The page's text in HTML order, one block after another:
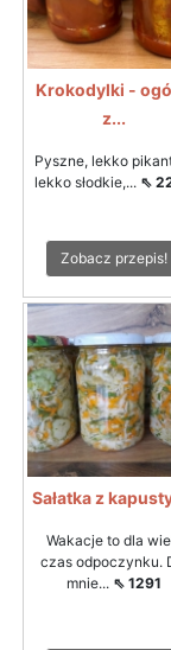
Krokodylki -
z...
Pyszne, lekko
lekko słodkie,... ⇖
Zobacz przepis!
Sałatka z
Wakacje to dla
czas odpoczynku.
mnie... ⇖ 1291